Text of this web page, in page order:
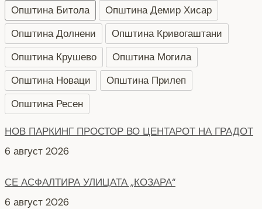
Општина Битола
Општина Демир Хисар
Општина Долнени
Општина Кривогаштани
Општина Крушево
Општина Могила
Општина Новаци
Општина Прилеп
Општина Ресен
НОВ ПАРКИНГ ПРОСТОР ВО ЦЕНТАРОТ НА ГРАДОТ
6 август 2026
СЕ АСФАЛТИРА УЛИЦАТА „КОЗАРА“
6 август 2026